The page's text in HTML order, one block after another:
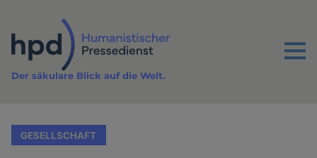
Inhalt
Menu
Der säkulare Blick auf die Welt.
GESELLSCHAFT